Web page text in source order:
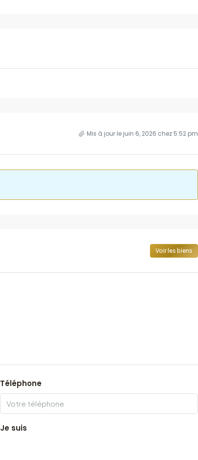
Mis à jour le juin 6, 2026 chez 5:52 pm
Voir les biens
Téléphone
Je suis